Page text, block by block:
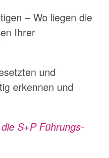
– Wo liegen die
Ihrer
und
erkennen und
S+P Führungs-